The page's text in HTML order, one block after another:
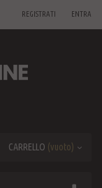
ENTRA
REGISTRATI
CARRELLO (vuoto)